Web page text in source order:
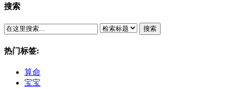
搜索
搜索
热门标签:
算命
宝宝